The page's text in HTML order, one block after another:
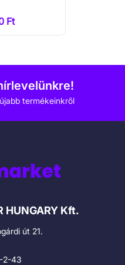
Ft
termékeinkről
HUNGARY Kft.
út 21.
2-43